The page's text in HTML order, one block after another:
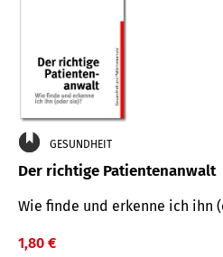
GESUNDHEIT
Der richtige Patientenanwalt
Wie finde und erkenne ich ihn
1,80 €